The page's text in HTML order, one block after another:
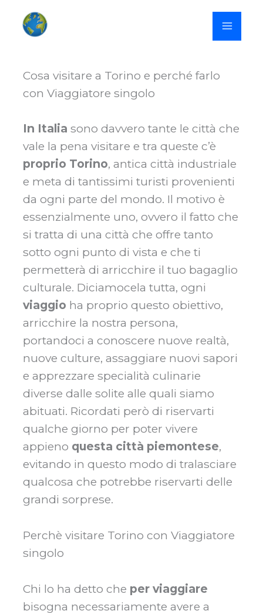
Cosa visitare a Torino e perché farlo
con Viaggiatore singolo
In Italia sono davvero tante le città che
vale la pena visitare e tra queste c’è
proprio Torino, antica città industriale
e meta di tantissimi turisti provenienti
da ogni parte del mondo. Il motivo è
essenzialmente uno, ovvero il fatto che
si tratta di una città che offre tanto
sotto ogni punto di vista e che ti
permetterà di arricchire il tuo bagaglio
culturale. Diciamocela tutta, ogni
viaggio ha proprio questo obiettivo,
arricchire la nostra persona,
portandoci a conoscere nuove realtà,
nuove culture, assaggiare nuovi sapori
e apprezzare specialità culinarie
diverse dalle solite alle quali siamo
abituati. Ricordati però di riservarti
qualche giorno per poter vivere
appieno questa città piemontese,
evitando in questo modo di tralasciare
qualcosa che potrebbe riservarti delle
grandi sorprese.
Perchè visitare Torino con Viaggiatore
singolo
Chi lo ha detto che per viaggiare
bisogna necessariamente avere a